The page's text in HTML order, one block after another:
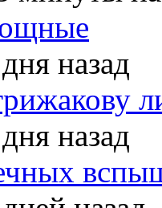
назад
назад